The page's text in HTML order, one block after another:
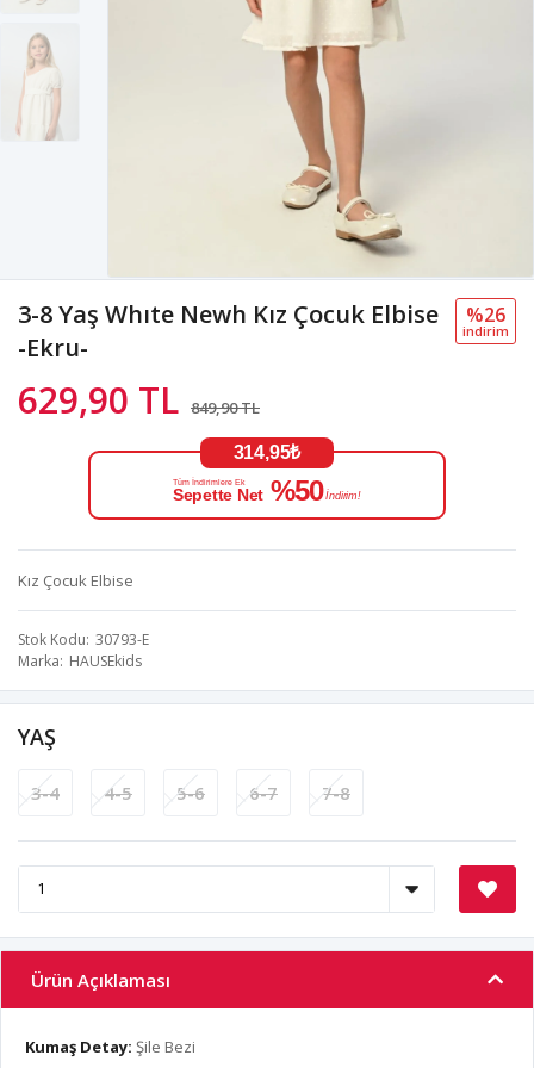
3-8 Yaş Whıte Newh Kız Çocuk Elbise
-Ekru-
629,90 TL 849,90 TL
%26
i̇ndi̇ri̇m
314,95₺
Tüm İndirimlere Ek
Sepette Net %50 İndirim!
Kız Çocuk Elbise
Stok Kodu 30793-E
Marka HAUSEkids
YAŞ
3-4 4-5 5-6 6-7 7-8
Ürün Açıklaması
Kumaş Detay: Şile Bezi